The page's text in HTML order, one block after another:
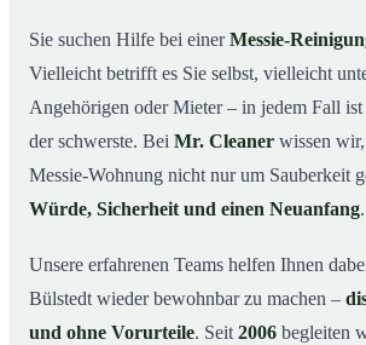
04Ablauf einer Messie-Reinigung
05Ihre Vorteile mit Mr. Cleaner in
06Messie-Hilfe in Bülstedt & Umgebung
Jetzt kostenlose Beratung zur Messie-
Bülstedt
Sie suchen Hilfe bei einerMessie-
Vielleicht betrifft es Sie selbst, vielleicht
Angehörigen oder Mieter – in jedem Fall
der schwerste. Bei Mr. Cleaner wissen
Messie-Wohnung nicht nur um Sauberkeit
Würde, Sicherheit und einen Neuanfang.
Unsere erfahrenen Teams helfen Ihnen
Bülstedt wieder bewohnbar zu machen –
und ohne Vorurteile. Seit 2006 begleiten